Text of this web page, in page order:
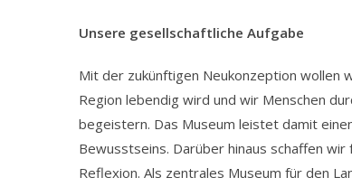
Unsere gesellschaftliche Aufgabe
Mit der zukünftigen Neukonzeption wollen
Region lebendig wird und wir Menschen
begeistern. Das Museum leistet damit
Bewusstseins. Darüber hinaus schaffen
Reflexion. Als zentrales Museum für den